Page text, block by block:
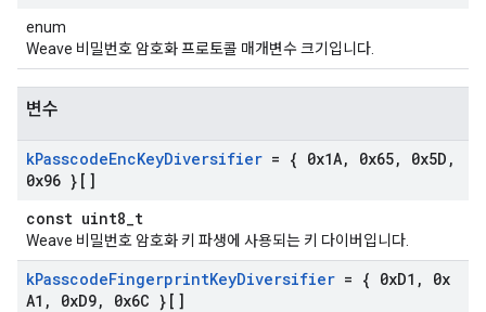
enum
Weave 비밀번호 암호화 프로토콜 매개변수 크기입니다.
변수
kPasscodeEncKeyDiversifier = { 0x1A, 0x65, 0x5D ,
0x96 }[]
const uint8_t
Weave 비밀번호 암호화 키 파생에 사용되는 키 다이버입니다.
kPasscodeFingerprintKeyDiversifier = { 0xD1 ,
0x
A1 , 0xD9,
0x6C }[]